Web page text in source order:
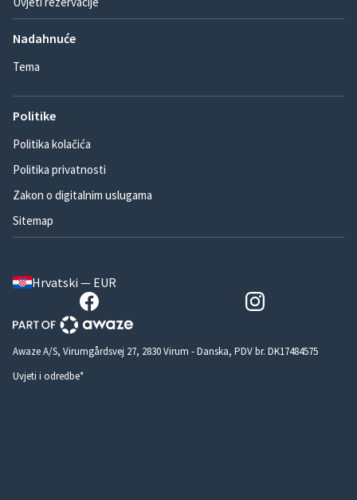
Nadahnuće
Tema
Politike
Politika kolačića
Politika privatnosti
Zakon o digitalnim uslugama
Sitemap
Hrvatski — EUR
Awaze A/S, Virumgårdsvej 27, 2830 Virum - Danska, PDV br. DK17484575
Uvjeti i odredbe*